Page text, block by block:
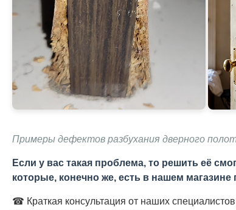
Примеры дефектов разбухания дверного
Если у вас такая проблема, то решить её
которые, конечно же, есть в нашем магазине
☎ Краткая консультация от наших